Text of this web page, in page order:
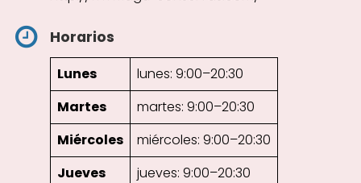
Horarios
Lunes
lunes: 9:00–20:30
Martes
martes: 9:00–20:30
Miércoles
miércoles: 9:00–20:30
Jueves
jueves: 9:00–20:30